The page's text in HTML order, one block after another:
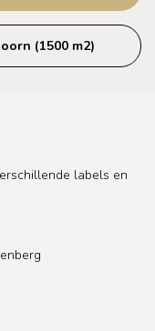
(1500 m2)
labels en